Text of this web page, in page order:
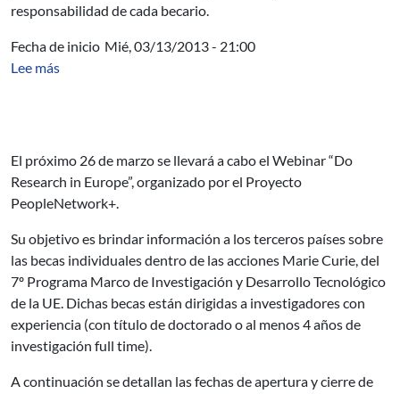
responsabilidad de cada becario.
Fecha de inicio Mié, 03/13/2013 - 21:00
Lee más
El próximo 26 de marzo se llevará a cabo el Webinar “Do
Research in Europe”, organizado por el Proyecto
PeopleNetwork+.
Su objetivo es brindar información a los terceros países sobre
las becas individuales dentro de las acciones Marie Curie, del
7º Programa Marco de Investigación y Desarrollo Tecnológico
de la UE. Dichas becas están dirigidas a investigadores con
experiencia (con título de doctorado o al menos 4 años de
investigación full time).
A continuación se detallan las fechas de apertura y cierre de